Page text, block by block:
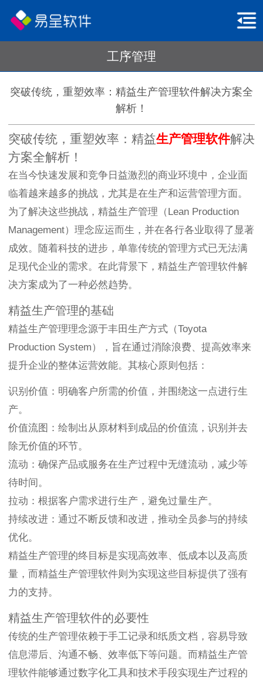
工序管理
突破传统，重塑效率：精益生产管理软件解决方案全
解析！
突破传统，重塑效率：精益生产管理软件解决
方案全解析！
在当今快速发展和竞争日益激烈的商业环境中，企业面
临着越来越多的挑战，尤其是在生产和运营管理方面。
为了解决这些挑战，精益生产管理（Lean Production
Management）理念应运而生，并在各行各业取得了显著
成效。随着科技的进步，单靠传统的管理方式已无法满
足现代企业的需求。在此背景下，精益生产管理软件解
决方案成为了一种必然趋势。
精益生产管理的基础
精益生产管理理念源于丰田生产方式（Toyota
Production System），旨在通过消除浪费、提高效率来
提升企业的整体运营效能。其核心原则包括：
识别价值：明确客户所需的价值，并围绕这一点进行生
产。
价值流图：绘制出从原材料到成品的价值流，识别并去
除无价值的环节。
流动：确保产品或服务在生产过程中无缝流动，减少等
待时间。
拉动：根据客户需求进行生产，避免过量生产。
持续改进：通过不断反馈和改进，推动全员参与的持续
优化。
精益生产管理的终目标是实现高效率、低成本以及高质
量，而精益生产管理软件则为实现这些目标提供了强有
力的支持。
精益生产管理软件的必要性
传统的生产管理依赖于手工记录和纸质文档，容易导致
信息滞后、沟通不畅、效率低下等问题。而精益生产管
理软件能够通过数字化工具和技术手段实现生产过程的